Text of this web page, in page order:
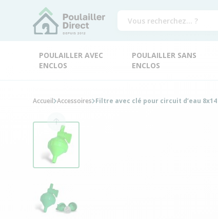
POULAILLER AVEC
ENCLOS
POULAILLER SANS
ENCLOS
Accueil Accessoires Filtre avec clé pour circuit d’eau 8x14